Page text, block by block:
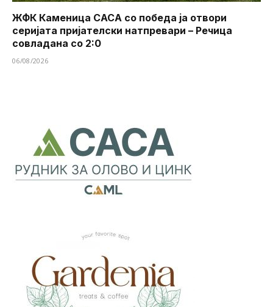
ЖФК Каменица САСА со победа ја отвори
серијата пријателски натпревари – Речица
совладана со 2:0
06/08/2026